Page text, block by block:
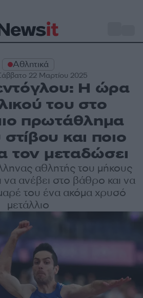
Αθλητικά
22 Μαρτίου 2025
Η ώρα
του στο
πρωτάθλημα
και ποιο
τον μεταδώσει
αθλητής του μήκους
ανέβει στο βάθρο και να
του ένα ακόμα χρυσό
μετάλλιο